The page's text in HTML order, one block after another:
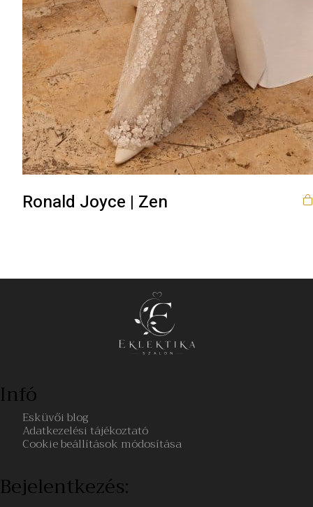
Ronald Joyce | Zen
Infó
Esküvői blog
Adatkezelési tájékoztató
Cookie beállítások módosítása
Bejelentkezés: